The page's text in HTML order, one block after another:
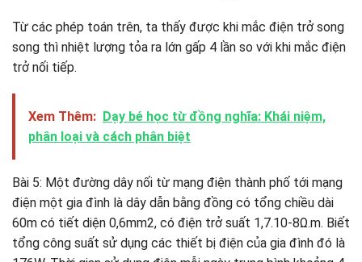
Từ các phép toán trên, ta thấy được khi mắc điện trở song
song thì nhiệt lượng tỏa ra lớn gấp 4 lần so với khi mắc điện
trở nối tiếp.
Xem Thêm: Dạy bé học từ đồng nghĩa: Khái niệm,
phân loại và cách phân biệt
Bài 5: Một đường dây nối từ mạng điện thành phố tới mạng
điện một gia đình là dây dẫn bằng đồng có tổng chiều dài
60m có tiết diện 0,6mm2, có điện trở suất 1,7.10-8Ω.m. Biết
tổng công suất sử dụng các thiết bị điện của gia đình đó là